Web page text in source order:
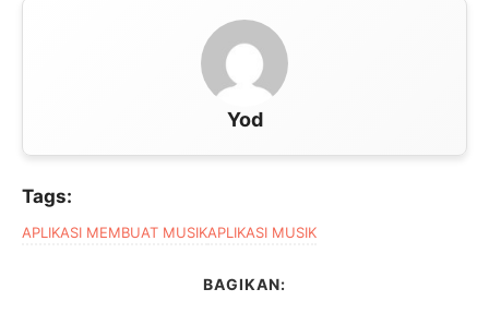
Yod
Tags:
APLIKASI MEMBUAT MUSIKAPLIKASI MUSIK
BAGIKAN: